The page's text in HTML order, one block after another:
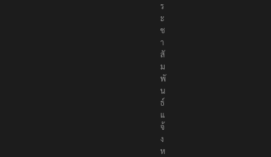
ร
ะ
ช
า
สั
ม
พั
น
ธ์
แ
จ้
ง
ห